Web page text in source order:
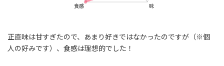
正直味は甘すぎたので、あまり好きではなかったのですが（※個
人の好みです）、食感は理想的でした！